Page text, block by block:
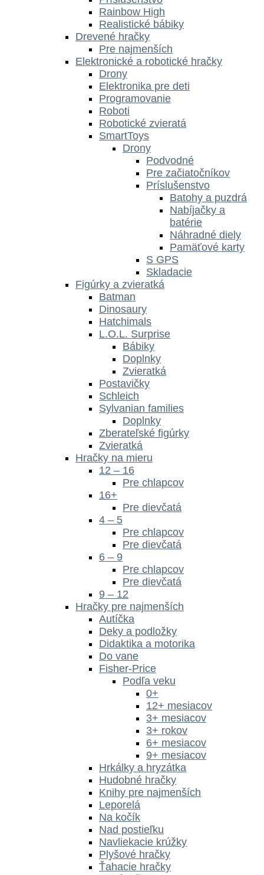
Rainbow High
Realistické bábiky
Drevené hračky
Pre najmenších
Elektronické a robotické hračky
Drony
Elektronika pre deti
Programovanie
Roboti
Robotické zvieratá
SmartToys
Drony
Podvodné
Pre začiatočníkov
Príslušenstvo
Batohy a puzdrá
Nabíjačky a
batérie
Náhradné diely
Pamäťové karty
S GPS
Skladacie
Figúrky a zvieratká
Batman
Dinosaury
Hatchimals
L.O.L. Surprise
Bábiky
Doplnky
Zvieratká
Postavičky
Schleich
Sylvanian families
Doplnky
Zberateľské figúrky
Zvieratká
Hračky na mieru
12 – 16
Pre chlapcov
16+
Pre dievčatá
4 – 5
Pre chlapcov
Pre dievčatá
6 – 9
Pre chlapcov
Pre dievčatá
9 – 12
Hračky pre najmenších
Autíčka
Deky a podložky
Didaktika a motorika
Do vane
Fisher-Price
Podľa veku
0+
12+ mesiacov
3+ mesiacov
3+ rokov
6+ mesiacov
9+ mesiacov
Hrkálky a hryzátka
Hudobné hračky
Knihy pre najmenších
Leporelá
Na kočík
Nad postieľku
Navliekacie krúžky
Plyšové hračky
Ťahacie hračky